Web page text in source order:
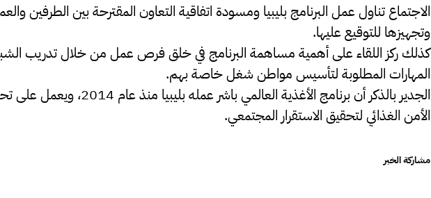
الاجتماع تناول عمل البرنامج بليبيا ومسودة اتفاقية التعاون المقترحة بين الطرفين
وتجهيزها للتوقيع عليها.
كذلك ركز اللقاء على أهمية مساهمة البرنامج في خلق فرص عمل من خلال تدريب
المهارات المطلوبة لتأسيس مواطن شغل خاصة بهم.
الجدير بالذكر أن برنامج الأغذية العالمي باشر
الأمن الغذائي لتحقيق الاستقرار المجتمعي.
مشاركة الخبر